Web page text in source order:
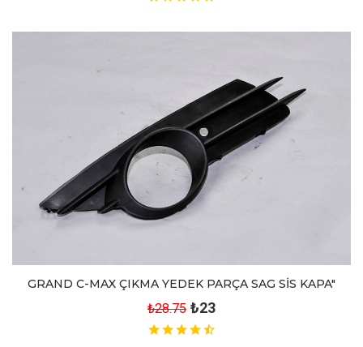
GRAND C-MAX ÇIKMA YEDEK PARÇA SAG SİS KAPA"
₺28.75 ₺23